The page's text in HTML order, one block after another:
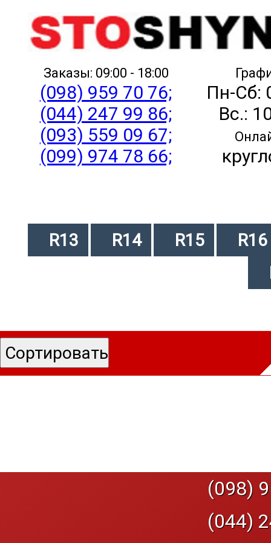
Заказы: 09:00 - 18:00
(098) 959 70 76;
(044) 247 99 86;
(093) 559 09 67;
(099) 974 78 66;
Пн-Сб:
Вс.:
R13 R14 R15
R16
(098)
(044)